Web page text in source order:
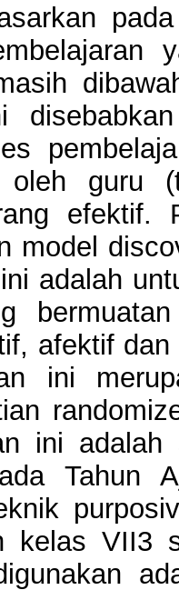
oleh guru
efektif.
model
adalah
afektif
ini
ini
Tahun
kelas VII3